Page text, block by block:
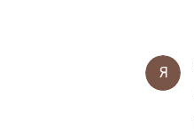
Я